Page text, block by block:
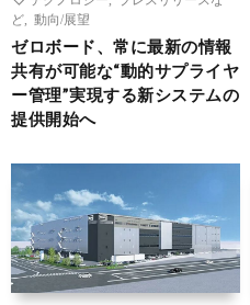
ど
動向/展望
ゼロボード、常に最新の情報
共有が可能な“動的サプライヤ
ー管理”実現する新システムの
提供開始へ